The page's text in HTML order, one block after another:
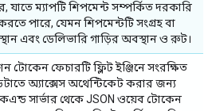
যাতে ম্যাপটি শিপমেন্ট সম্পর্কিত দরকারি
পারে, যেমন শিপমেন্টটি সংগ্রহ বা
এবং ডেলিভারি গাড়ির অবস্থান ও রুট।
টোকেন ফেচারটি ফ্লিট ইঞ্জিনে সংরক্ষিত
অ্যাক্সেস অথেন্টিকেট করার জন্য
সার্ভার থেকে JSON ওয়েব টোকেন